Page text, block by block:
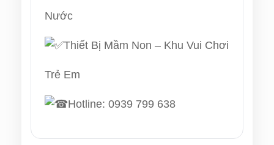
Nước
Thiết Bị Mầm Non – Khu Vui Chơi
Trẻ Em
Hotline: 0939 799 638